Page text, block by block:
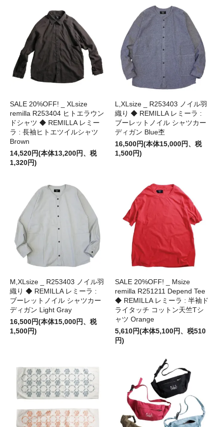
SALE 20%OFF! _ XLsize
remilla R253404 ヒトエラウン
ドシャツ ◆ REMILLA レミー
ラ : 長袖ヒトエツイルシャツ
Brown
14,520円(本体13,200円、税
1,320円)
L,XLsize _ R253403 ノイル羽
織り ◆ REMILLA レミーラ :
ブーレットノイル シャツカー
ディガン Blue杢
16,500円(本体15,000円、税
1,500円)
M,XLsize _ R253403 ノイル羽
織り ◆ REMILLA レミーラ :
ブーレットノイル シャツカー
ディガン Light Gray
16,500円(本体15,000円、税
1,500円)
SALE 20%OFF! _ Msize
remilla R251211 Depend Tee
◆ REMILLA レミーラ : 半袖ド
ライタッチ コットン天竺Tシ
ャツ Orange
5,610円(本体5,100円、税510
円)